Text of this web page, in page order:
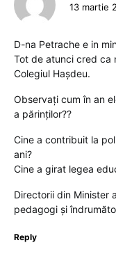
13 martie
D-na Petrache e in
Tot de atunci cred ca
Colegiul Hașdeu.
Observați cum în an
a părinților??
Cine a contribuit la
ani?
Cine a girat legea
Directorii din Minister
pedagogi și
Reply